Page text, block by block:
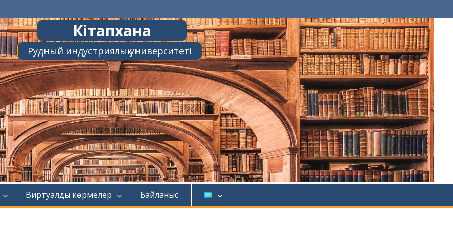
Кітапхана
Рудный индустриялық университеті
Виртуалды көрмелер Байланыс